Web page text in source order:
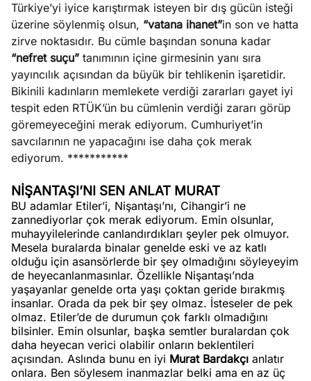
Türkiye’yi iyice karıştırmak isteyen bir dış gücün isteği
üzerine söylenmiş olsun, “vatana ihanet”in son ve hatta
zirve noktasıdır. Bu cümle başından sonuna kadar
“nefret suçu” tanımının içine girmesinin yanı sıra
yayıncılık açısından da büyük bir tehlikenin işaretidir.
Bikinili kadınların memlekete verdiği zararları gayet iyi
tespit eden RTÜK’ün bu cümlenin verdiği zararı görüp
göremeyeceğini merak ediyorum. Cumhuriyet’in
savcılarının ne yapacağını ise daha çok merak
ediyorum. ***********
NİŞANTAŞI’NI SEN ANLAT MURAT
BU adamlar Etiler’i, Nişantaşı’nı, Cihangir’i ne
zannediyorlar çok merak ediyorum. Emin olsunlar,
muhayyilelerinde canlandırdıkları şeyler pek olmuyor.
Mesela buralarda binalar genelde eski ve az katlı
olduğu için asansörlerde bir şey olmadığını söyleyeyim
de heyecanlanmasınlar. Özellikle Nişantaşı’nda
yaşayanlar genelde orta yaşı çoktan geride bırakmış
insanlar. Orada da pek bir şey olmaz. İsteseler de pek
olmaz. Etiler’de de durumun çok farklı olmadığını
bilsinler. Emin olsunlar, başka semtler buralardan çok
daha heyecan verici olabilir onların beklentileri
açısından. Aslında bunu en iyi Murat Bardakçı anlatır
onlara. Ben söylesem inanmazlar belki ama en az üç